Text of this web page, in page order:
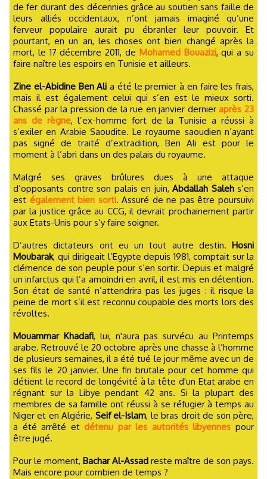
de fer durant des décennies grâce au soutien sans faille de
leurs alliés occidentaux, n’ont jamais imaginé qu’une
ferveur populaire aurait pu ébranler leur pouvoir. Et
pourtant, en un an, les choses ont bien changé après la
mort, le 17 décembre 2011, de Mohamed Bouazizi, qui a su
faire naître les espoirs en Tunisie et ailleurs.
Zine el-Abidine Ben Ali a été le premier à en faire les frais,
mais il est également celui qui s’en est le mieux sorti.
Chassé par la pression de la rue en janvier dernier après 23
ans de règne, l’ex-homme fort de la Tunisie a réussi à
s’exiler en Arabie Saoudite. Le royaume saoudien n’ayant
pas signé de traité d’extradition, Ben Ali est pour le
moment à l’abri dans un des palais du royaume.
Malgré ses graves brûlures dues à une attaque
d’opposants contre son palais en juin, Abdallah Salehs’en
est également bien sorti. Assuré de ne pas être poursuivi
par la justice grâce au CCG, il devrait prochainement partir
aux Etats-Unis pour s’y faire soigner.
D’autres dictateurs ont eu un tout autre destin. Hosni
Moubarak, qui dirigeait l’Egypte depuis 1981, comptait sur la
clémence de son peuple pour s’en sortir. Depuis et malgré
un infarctus qui l’a amoindri en avril, il est mis en détention.
Son état de santé n’attendrira pas les juges : il risque la
peine de mort s’il est reconnu coupable des morts lors des
révoltes.
Mouammar Khadafi, lui, n'aura pas survécu au Printemps
arabe. Retrouvé le 20 octobre après une chasse à l’homme
de plusieurs semaines, il a été tué le jour même avec un de
ses fils le 20 janvier. Une fin brutale pour cet homme qui
détient le record de longévité à la tête d'un Etat arabe en
régnant sur la Libye pendant 42 ans. Si la plupart des
membres de sa famille ont réussi à se réfugier à temps au
Niger et en Algérie, Seif el-Islam, le bras droit de son père,
a été arrêté et détenu par les autorités libyennes pour
être jugé.
Pour le moment, Bachar Al-Assad reste maître de son pays.
Mais encore pour combien de temps ?